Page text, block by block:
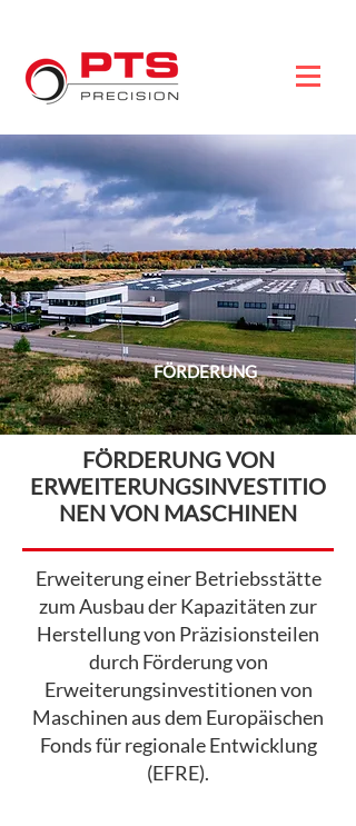
FÖRDERUNG
FÖRDERUNG VON
ERWEITERUNGSINVESTITIO
NEN VON MASCHINEN
Erweiterung einer Betriebsstätte
zum Ausbau der Kapazitäten zur
Herstellung von Präzisionsteilen
durch Förderung von
Erweiterungsinvestitionen von
Maschinen aus dem Europäischen
Fonds für regionale Entwicklung
(EFRE).